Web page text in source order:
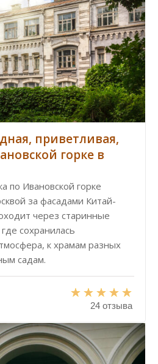
приветливая,
горке в
по Ивановской горке
за фасадами Китай-
через старинные
сохранилась
к храмам разных
садам.
24 отзыва